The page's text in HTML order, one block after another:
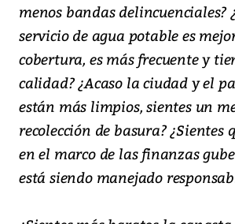
menos bandas delincuenciales?
servicio de agua potable es
cobertura, es más frecuente y
calidad? ¿Acaso la ciudad y el
están más limpios, sientes un
recolección de basura? ¿Sientes
en el marco de las finanzas
está siendo manejado